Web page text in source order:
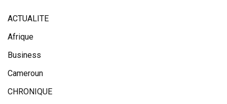
ACTUALITE
Afrique
Business
Cameroun
CHRONIQUE